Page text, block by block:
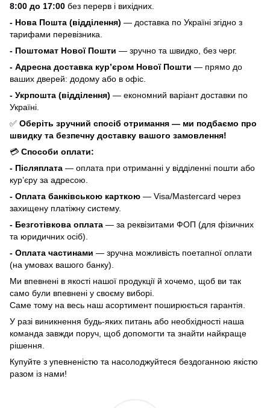
8:00 до 17:00 без перерв і вихідних.
- Нова Пошта (відділення) — доставка по Україні згідно з
тарифами перевізника.
- Поштомат Нової Пошти — зручно та швидко, без черг.
- Адресна доставка кур’єром Нової Пошти — прямо до
ваших дверей: додому або в офіс.
- Укрпошта (відділення) — економний варіант доставки по
Україні.
✅ Оберіть зручний спосіб отримання — ми подбаємо про
швидку та безпечну доставку вашого замовлення!
💳 Способи оплати:
- Післяплата — оплата при отриманні у відділенні пошти або
кур’єру за адресою.
- Оплата банківською карткою — Visa/Mastercard через
захищену платіжну систему.
- Безготівкова оплата — за реквізитами ФОП (для фізичних
та юридичних осіб).
- Оплата частинами — зручна можливість поетапної оплати
(на умовах вашого банку).
Ми впевнені в якості нашої продукції й хочемо, щоб ви так
само були впевнені у своєму виборі.
Саме тому на весь наш асортимент поширюється гарантія.
У разі виникнення будь-яких питань або необхідності наша
команда завжди поруч, щоб допомогти та знайти найкраще
рішення.
Купуйте з упевненістю та насолоджуйтеся бездоганною якістю
разом із нами!